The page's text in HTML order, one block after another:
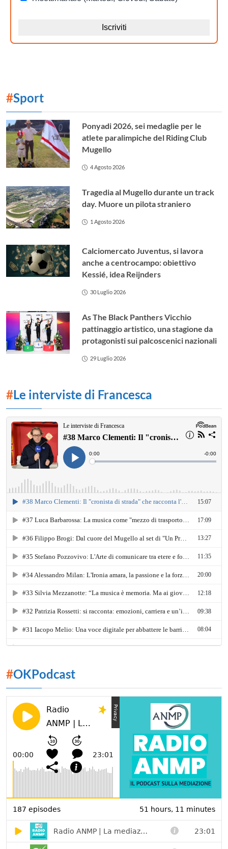
#Sport
Ponyadi 2026, sei medaglie per le
atlete paralimpiche del Riding Club
Mugello
4 Agosto 2026
Tragedia al Mugello durante un track
day. Muore un pilota straniero
1 Agosto 2026
Calciomercato Juventus, si lavora
anche a centrocampo: obiettivo
Kessié, idea Reijnders
30 Luglio 2026
As The Black Panthers Vicchio
pattinaggio artistico, una stagione da
protagonisti sui palcoscenici nazionali
29 Luglio 2026
#Le interviste di Francesca
#OKPodcast